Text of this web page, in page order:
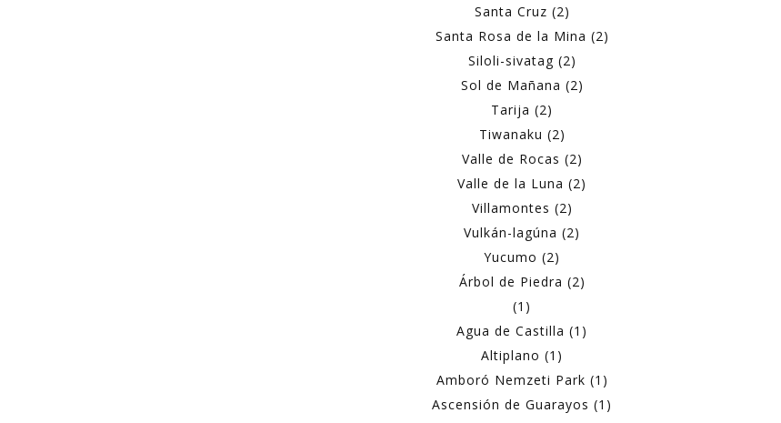
Santa Cruz (2)
Santa Rosa de la Mina (2)
Siloli-sivatag (2)
Sol de Mañana (2)
Tarija (2)
Tiwanaku (2)
Valle de Rocas (2)
Valle de la Luna (2)
Villamontes (2)
Vulkán-lagúna (2)
Yucumo (2)
Árbol de Piedra (2)
(1)
Agua de Castilla (1)
Altiplano (1)
Amboró Nemzeti Park (1)
Ascensión de Guarayos (1)